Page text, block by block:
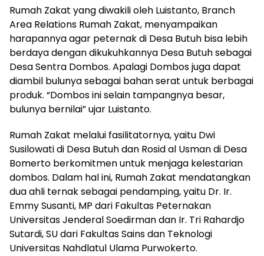
Rumah Zakat yang diwakili oleh Luistanto, Branch
Area Relations Rumah Zakat, menyampaikan
harapannya agar peternak di Desa Butuh bisa lebih
berdaya dengan dikukuhkannya Desa Butuh sebagai
Desa Sentra Dombos. Apalagi Dombos juga dapat
diambil bulunya sebagai bahan serat untuk berbagai
produk. “Dombos ini selain tampangnya besar,
bulunya bernilai” ujar Luistanto.
Rumah Zakat melalui fasilitatornya, yaitu Dwi
Susilowati di Desa Butuh dan Rosid al Usman di Desa
Bomerto berkomitmen untuk menjaga kelestarian
dombos. Dalam hal ini, Rumah Zakat mendatangkan
dua ahli ternak sebagai pendamping, yaitu Dr. Ir.
Emmy Susanti, MP dari Fakultas Peternakan
Universitas Jenderal Soedirman dan Ir. Tri Rahardjo
Sutardi, SU dari Fakultas Sains dan Teknologi
Universitas Nahdlatul Ulama Purwokerto.